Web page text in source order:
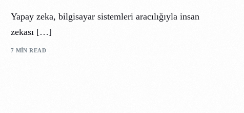
Yapay zeka, bilgisayar sistemleri aracılığıyla insan
zekası […]
7 MIN READ